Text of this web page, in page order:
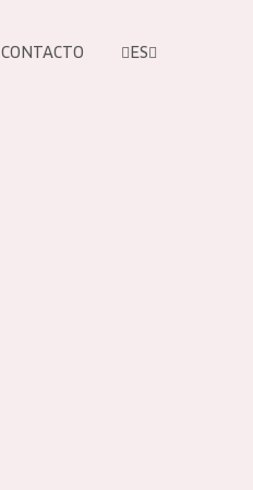
CONTACTO ES